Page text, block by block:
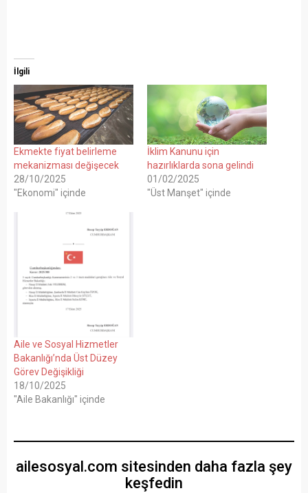
İlgili
Ekmekte fiyat belirleme
mekanizması değişecek
28/10/2025
"Ekonomi" içinde
İklim Kanunu için
hazırlıklarda sona gelindi
01/02/2025
"Üst Manşet" içinde
Aile ve Sosyal Hizmetler
Bakanlığı’nda Üst Düzey
Görev Değişikliği
18/10/2025
"Aile Bakanlığı" içinde
ailesosyal.com sitesinden daha fazla şey
keşfedin